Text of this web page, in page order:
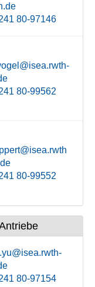
80-97146
80-99562
80-99552
80-97154